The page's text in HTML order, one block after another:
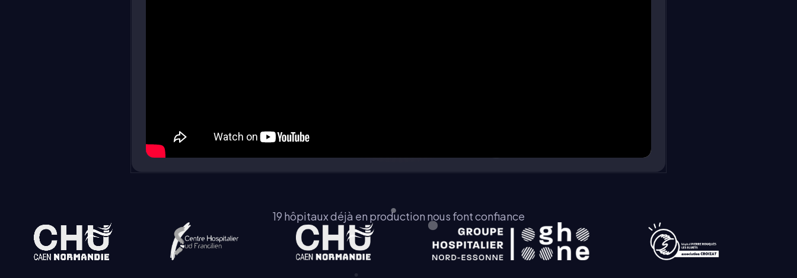
19 hôpitaux déjà en production nous font confiance